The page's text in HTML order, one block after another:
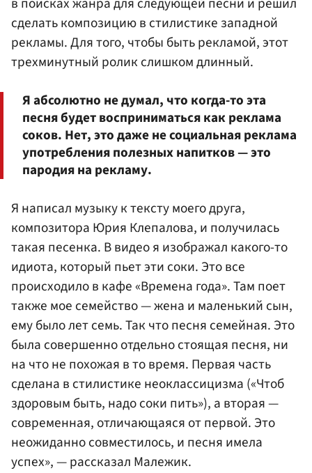
сделать композицию в стилистике западной
рекламы. Для того, чтобы быть рекламой, этот
трехминутный ролик слишком длинный.
Я абсолютно не думал, что когда-то эта
песня будет восприниматься как реклама
соков. Нет, это даже не социальная реклама
употребления полезных напитков — это
пародия на рекламу.
Я написал музыку к тексту моего друга,
композитора Юрия Клепалова, и получилась
такая песенка. В видео я изображал какого-то
идиота, который пьет эти соки. Это все
происходило в кафе «Времена года». Там поет
также мое семейство — жена и маленький сын,
ему было лет семь. Так что песня семейная. Это
была совершенно отдельно стоящая песня, ни
на что не похожая в то время. Первая часть
сделана в стилистике неоклассицизма («Чтоб
здоровым быть, надо соки пить»), а вторая —
современная, отличающаяся от первой. Это
неожиданно совместилось, и песня имела
успех», — рассказал Малежик.